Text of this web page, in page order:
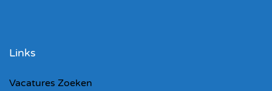
Links
Vacatures Zoeken